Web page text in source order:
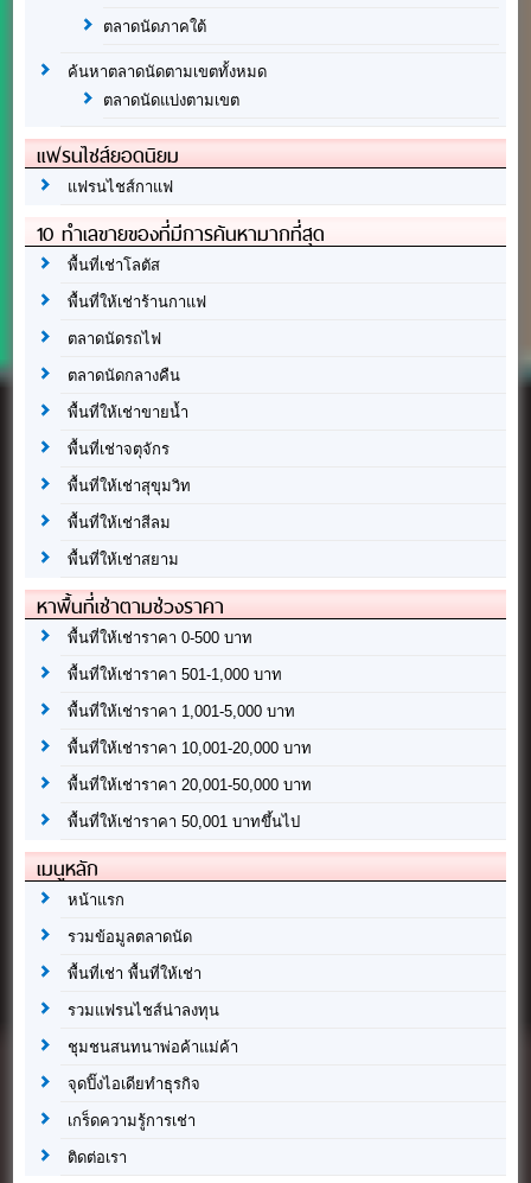
ตลาดนัดภาคใต้
ค้นหาตลาดนัดตามเขตทั้งหมด
ตลาดนัดแบ่งตามเขต
แฟรนไชส์ยอดนิยม
แฟรนไชส์กาแฟ
10 ทำเลขายของที่มีการค้นหามากที่สุด
พื้นที่เช่าโลตัส
พื้นที่ให้เช่าร้านกาแฟ
ตลาดนัดรถไฟ
ตลาดนัดกลางคืน
พื้นที่ให้เช่าขายน้ำ
พื้นที่เช่าจตุจักร
พื้นที่ให้เช่าสุขุมวิท
พื้นที่ให้เช่าสีลม
พื้นที่ให้เช่าสยาม
หาพื้นที่เช่าตามช่วงราคา
พื้นที่ให้เช่าราคา 0-500 บาท
พื้นที่ให้เช่าราคา 501-1,000 บาท
พื้นที่ให้เช่าราคา 1,001-5,000 บาท
พื้นที่ให้เช่าราคา 10,001-20,000 บาท
พื้นที่ให้เช่าราคา 20,001-50,000 บาท
พื้นที่ให้เช่าราคา 50,001 บาทขึ้นไป
เมนูหลัก
หน้าแรก
รวมข้อมูลตลาดนัด
พื้นที่เช่า พื้นที่ให้เช่า
รวมแฟรนไชส์น่าลงทุน
ชุมชนสนทนาพ่อค้าแม่ค้า
จุดปิ๊งไอเดียทำธุรกิจ
เกร็ดความรู้การเช่า
ติดต่อเรา